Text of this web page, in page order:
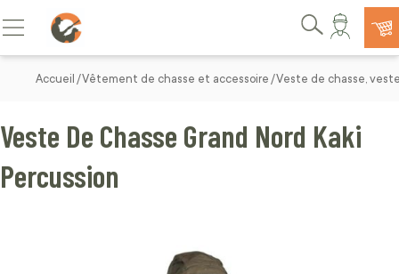
Allez au contenu
Basculer la navigation
Rechercher
Accueil Vêtement de chasse et accessoire Veste de chasse,
Veste De Chasse Grand Nord Kaki
Percussion